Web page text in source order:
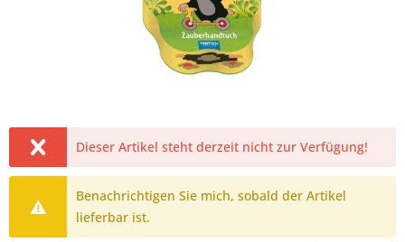
Dieser Artikel steht derzeit nicht zur Verfügung!
Benachrichtigen Sie mich, sobald der Artikel
lieferbar ist.